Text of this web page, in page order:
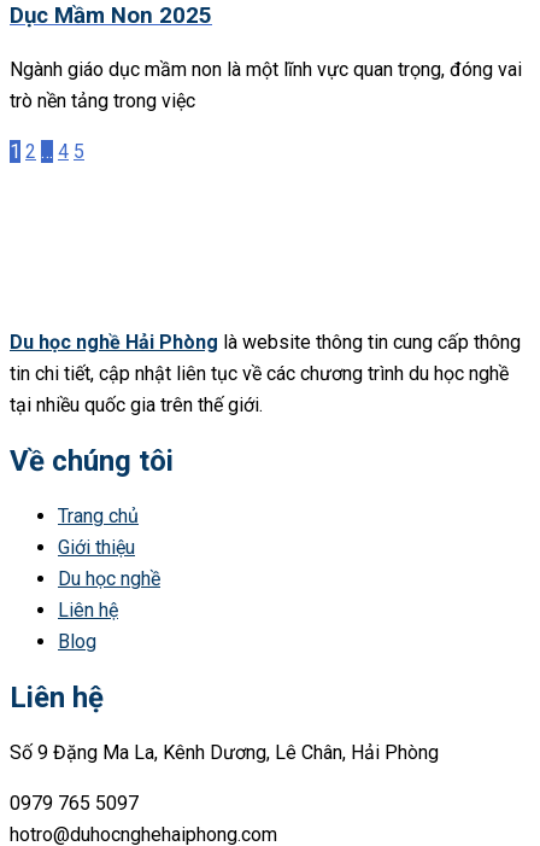
Dục Mầm Non 2025
Ngành giáo dục mầm non là một lĩnh vực quan trọng, đóng vai
trò nền tảng trong việc
1 2 … 4 5
Du học nghề Hải Phòng là website thông tin cung cấp thông
tin chi tiết, cập nhật liên tục về các chương trình du học nghề
tại nhiều quốc gia trên thế giới.
Về chúng tôi
Trang chủ
Giới thiệu
Du học nghề
Liên hệ
Blog
Liên hệ
Số 9 Đặng Ma La, Kênh Dương, Lê Chân, Hải Phòng
0979 765 5097
hotro@duhocnghehaiphong.com